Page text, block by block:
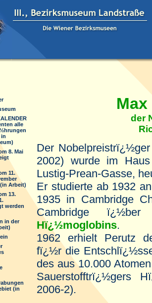
alle
in
8. Mai
11.
Arbeit)
13.
werden
in der
(in
Max
der
Der
2002) wurde im
Lustig-Prean-Gasse,
Er studierte ab 1932
1935 in Cambridge
Cambridge
Hï¿½moglobins.
1962 erhielt Perutz
fï¿½r die
des aus 10.000
Sauerstofftrï¿½gers
2006-2).